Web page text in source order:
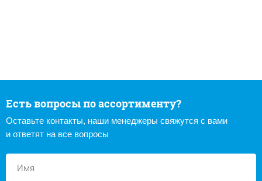
Есть вопросы по ассортименту?
Оставьте контакты, наши менеджеры свяжутся с вами
и ответят на все вопросы